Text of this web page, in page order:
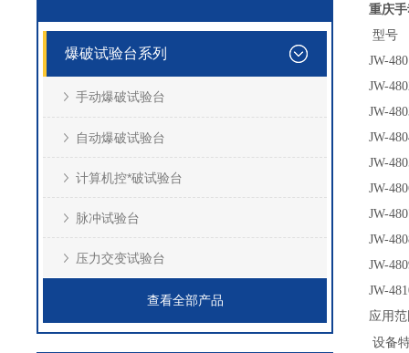
爆破试验台系列
手动爆破试验台
自动爆破试验台
计算机控*破试验台
脉冲试验台
压力交变试验台
查看全部产品
重庆
型号
JW-
JW-
JW-
JW-
JW-
JW-
JW-
JW-
JW-
JW-
应用
设备